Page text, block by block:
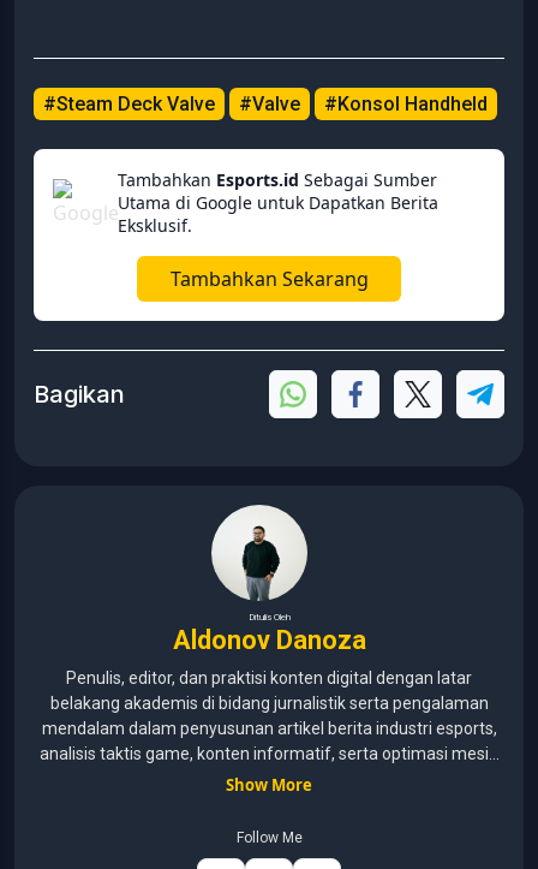
#Steam Deck Valve #Valve #Konsol Handheld
Tambahkan Esports.id Sebagai Sumber
Utama di Google untuk Dapatkan Berita
Eksklusif.
Tambahkan Sekarang
Bagikan
Ditulis Oleh
Aldonov Danoza
Penulis, editor, dan praktisi konten digital dengan latar
belakang akademis di bidang jurnalistik serta pengalaman
mendalam dalam penyusunan artikel berita industri esports,
analisis taktis game, konten informatif, serta optimasi mesin
pencari (SEO) untuk audiens media digital. Lulusan Universitas
mengenai kaidah jurnalistik, etika media, verifikasi informasi,
dan teknik penulisan profesional. Berfokus pada
Show More
Follow Me